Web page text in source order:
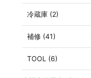
冷蔵庫 (2)
補修 (41)
TOOL (6)